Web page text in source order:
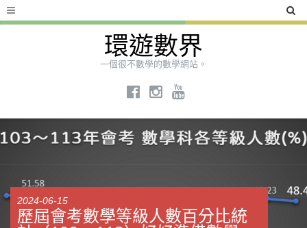
環遊數界
一個很不數學的數學網站。
2024-06-15
歷屆會考數學等級人數百分比統